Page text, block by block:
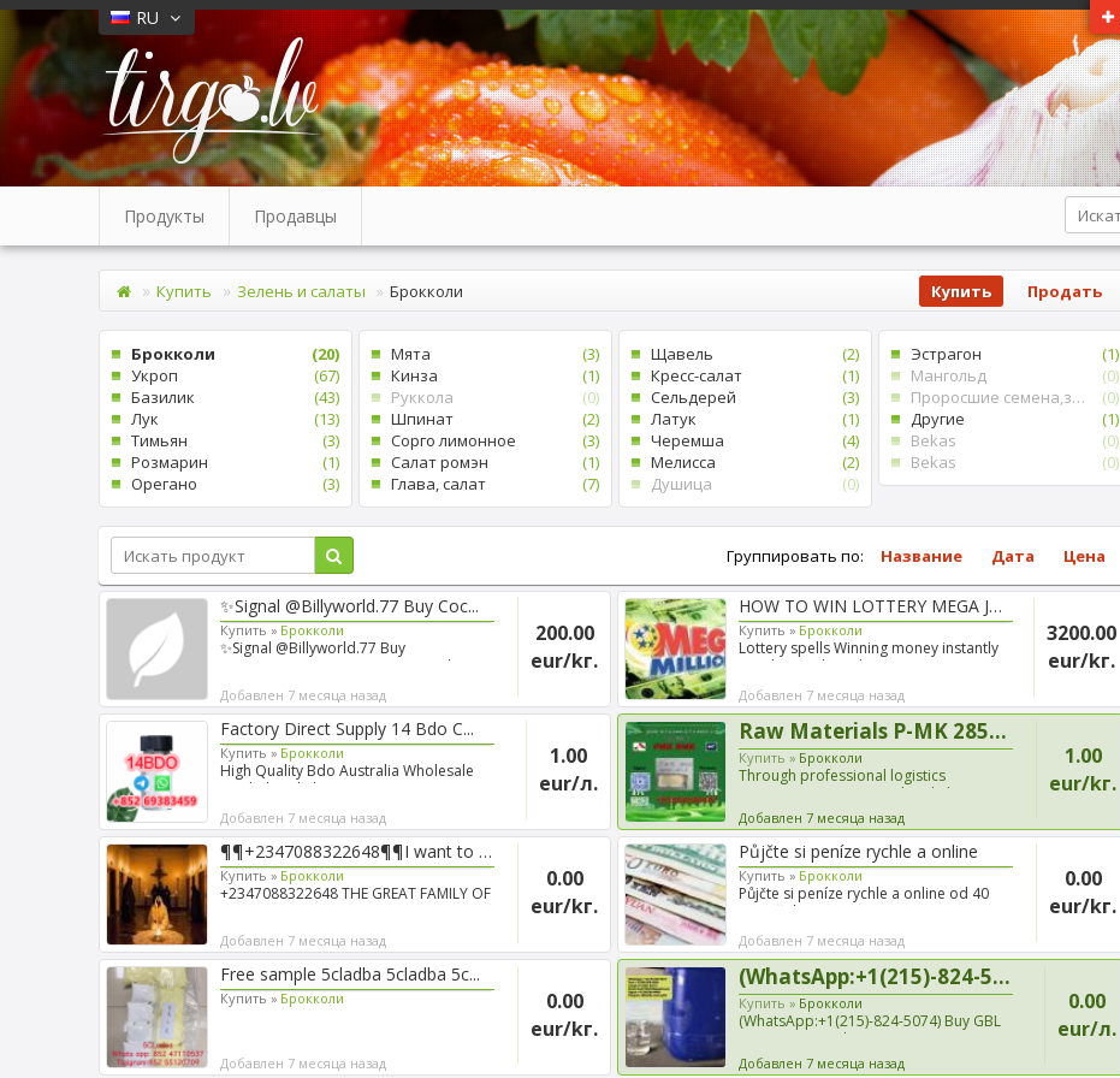
RU
Продукты Продавцы
Купить Зелень и салаты Брокколи Продать
Купить
Брокколи
(20)
Укроп
(67)
Базилик
(43)
Лук
(13)
Tимьян
(3)
Pозмарин
(1)
Oрегано
(3)
Mята
(3)
Кинза
(1)
Руккола
(0)
Шпинат
(2)
Cорго лимонное
(3)
Cалат ромэн
(1)
Глава, салат
(7)
Щавель
(2)
Кресс-салат
(1)
Сельдерей
(3)
Латук
(1)
Черемша
(4)
Мелисса
(2)
Душица
(0)
Эстрагон
(1)
Мангольд
(0)
Проросшие семена,зерна
(0)
Другие
(1)
Bekas
(0)
Bekas
(0)
Группировать по: Название Дата Цена
✨Signal @Billyworld.77 Buy Coc...
Купить » Брокколи
✨Signal @Billyworld.77 Buy
Cocaine/Xanax/Ketamine/Dmt Online...
Добавлен 7 месяца назад
200.00
eur/kг.
HOW TO WIN LOTTERY MEGA JACKPO...
Купить » Брокколи
Lottery spells Winning money instantly
is a dream shared ...
Добавлен 7 месяца назад
3200.00
eur/kг.
Factory Direct Supply 14 Bdo C...
Купить » Брокколи
High Quality Bdo Australia Wholesale
Butdiol 1, 4bdo CAS 110...
Добавлен 7 месяца назад
1.00
eur/л.
Raw Materials P-MK 28578-16-7 ...
Купить » Брокколи
Through professional logistics
management, we provide reliab...
Добавлен 7 месяца назад
1.00
eur/kг.
¶¶+2347088322648¶¶I want to jo...
Купить » Брокколи
+2347088322648 THE GREAT FAMILY OF
Добавлен 7 месяца назад
0.00
eur/kг.
Půjčte si peníze rychle a online
Купить » Брокколи
Půjčte si peníze rychle a online od 40
000 Kč do 10 000 000 ...
Добавлен 7 месяца назад
0.00
eur/kг.
Free sample 5cladba 5cladba 5c...
Купить » Брокколи
Добавлен 7 месяца назад
0.00
eur/kг.
(WhatsApp:+1(215)-824-5074) Bu...
Купить » Брокколи
(WhatsApp:+1(215)-824-5074) Buy GBL
Gamma-Butyrolactone, Coc...
Добавлен 7 месяца назад
0.00
eur/л.